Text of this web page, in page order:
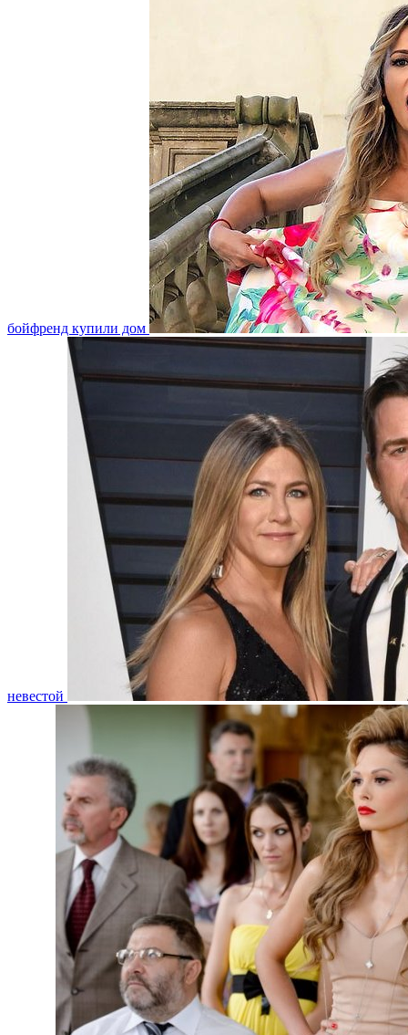
бойфренд купили дом
невестой